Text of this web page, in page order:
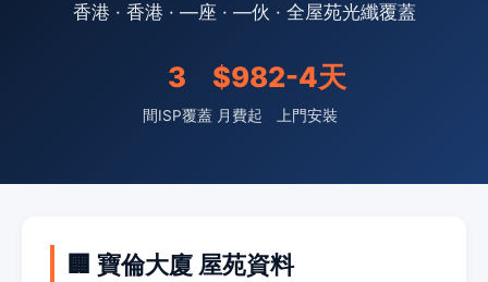
香港 · 香港 · —座 · —伙 · 全屋苑光纖覆蓋
3
間ISP覆蓋
$98
月費起
2-4天
上門安裝
🏢 寶倫大廈 屋苑資料